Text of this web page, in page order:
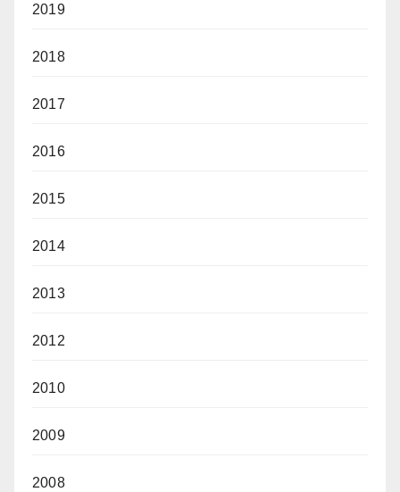
2019
2018
2017
2016
2015
2014
2013
2012
2010
2009
2008